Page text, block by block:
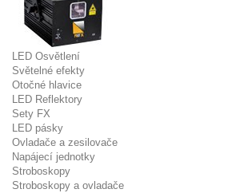
LED Osvětlení
Světelné efekty
Otočné hlavice
LED Reflektory
Sety FX
LED pásky
Ovladače a zesilovače
Napájecí jednotky
Stroboskopy
Stroboskopy a ovladače